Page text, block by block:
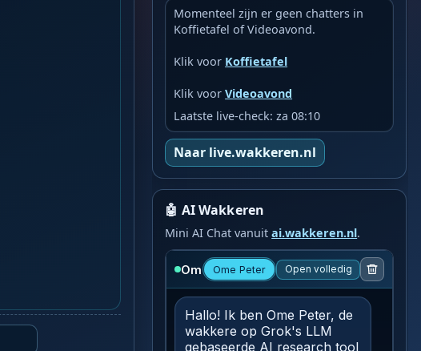
Momenteel zijn er geen chatters in
Koffietafel of Videoavond.
Klik voor Koffietafel
Klik voorVideoavond
Laatste live-check: za 08:10
Naar live.wakkeren.nl
🤖 AI Wakkeren
Mini AI Chat vanuitai.wakkeren.nl.